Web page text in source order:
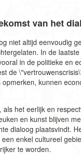
van het
niet altijd eenvoudig
In de
in de politieke en
de
kunnen
het eerlijk en
en kunst blijven
dialoog plaatsvindt.
enkel cultureel
te worden.